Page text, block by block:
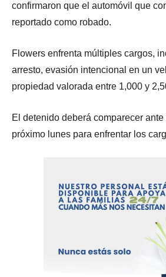
confirmaron que el automóvil que
reportado como robado.
Flowers enfrenta múltiples cargos,
arresto, evasión intencional en un
propiedad valorada entre 1,000 y
El detenido deberá comparecer ante
próximo lunes para enfrentar los